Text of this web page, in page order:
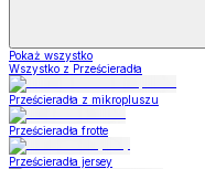
Pokaż wszystko
Wszystko z Prześcieradła
Prześcieradła z mikropluszu
Prześcieradła frotte
Prześcieradła jersey